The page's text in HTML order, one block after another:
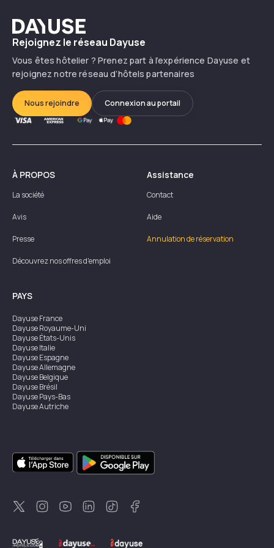
Dayuse
Rejoignez le réseau Dayuse
Vous êtes hôtelier ? Prenez part à l’expérience Dayuse et
rejoignez notre réseau d’hôtels partenaires
Nous rejoindre Connexion au portail
À PROPOS
La société
Avis
Presse
Découvrez nos offres d'emploi
Assistance
Contact
Aide
Annulation de réservation
PAYS
DayuseFrance
DayuseRoyaume-Uni
DayuseÉtats-Unis
DayuseItalie
DayuseEspagne
DayuseAllemagne
DayuseBelgique
DayuseBrésil
DayusePays-Bas
DayuseAutriche
DayuseSingapour
DayuseSuède
DayuseThaïlande
DayuseNouvelle-Zélande
DayuseTurquie